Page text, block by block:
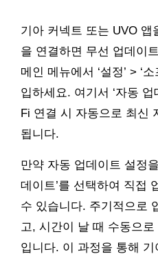
기아 커넥트 또는 UVO
을 연결하면 무선 업데이
메인 메뉴에서 ‘설정’ > ‘
입하세요. 여기서 ‘자동
Fi 연결 시 자동으로 최신
됩니다.
만약 자동 업데이트 설정
데이트’를 선택하여 직접
수 있습니다. 주기적으로
고, 시간이 날 때 수동으
입니다. 이 과정을 통해